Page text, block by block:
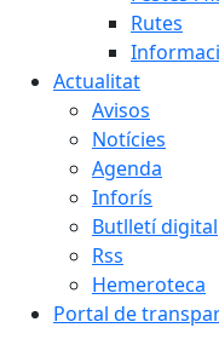
Rutes
Actualitat
Avisos
Notícies
Agenda
Inforís
Butlletí digital
Rss
Hemeroteca
Portal de